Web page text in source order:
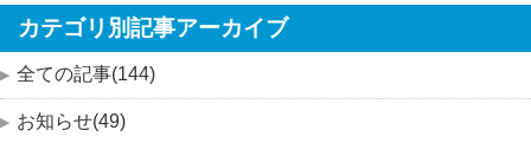
カテゴリ別記事アーカイブ
全ての記事(144)
お知らせ(49)